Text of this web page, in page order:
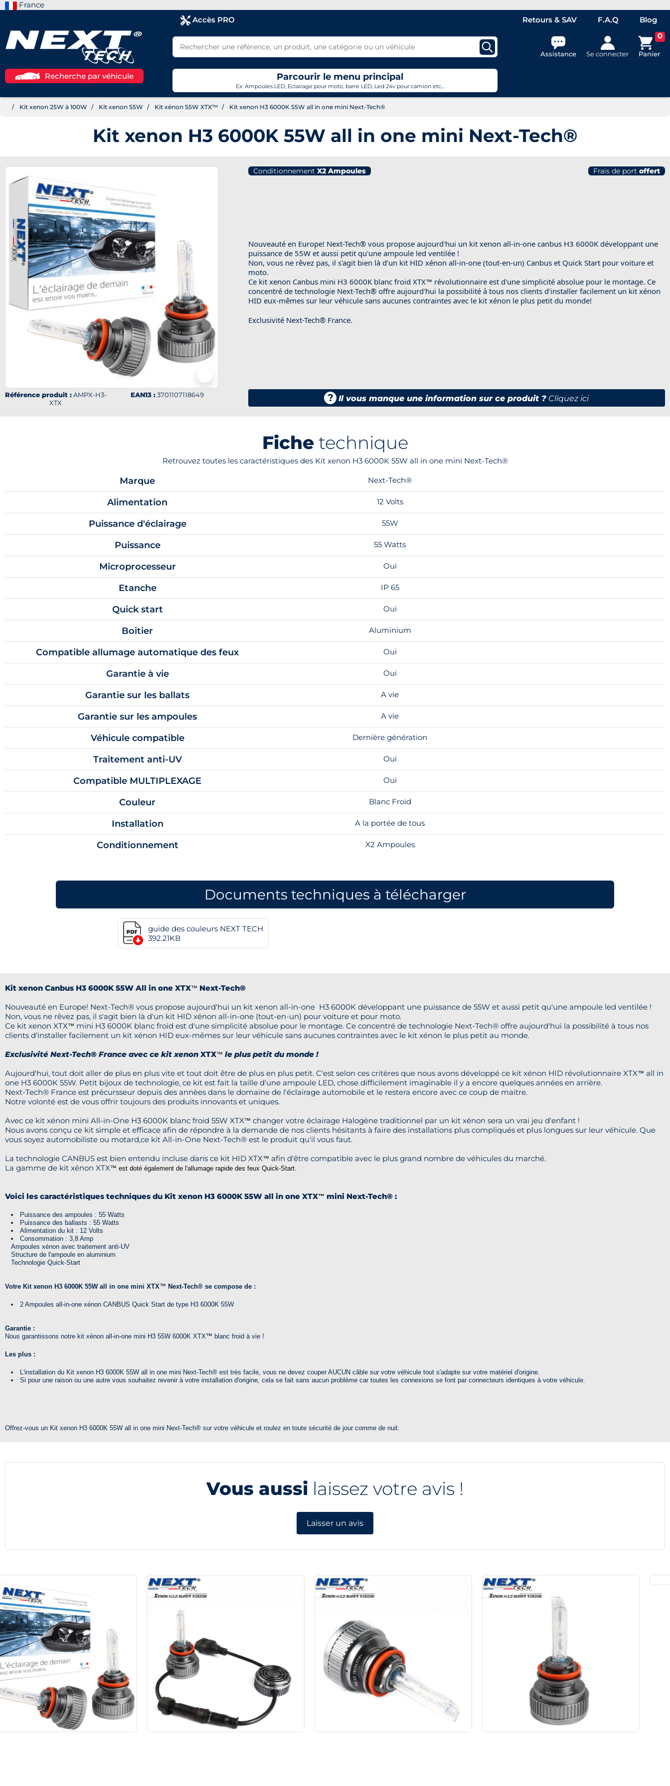
France
Accès PRO
Retours & SAV F.A.Q Blog
Assistance Se connecter
0
Panier
Recherche par véhicule Parcourir le menu principal
Ex: Ampoules LED, Eclairage pour moto, barre LED, Led 24v pour camion etc...
Kit xenon 25W à 100W Kit xenon 55W Kit xénon 55W XTX™ Kit xenon H3 6000K 55W all in one mini Next-Tech®
Kit xenon H3 6000K 55W all in one mini Next-Tech®
Référence produit :AMPX-H3-
XTX
EAN13 :3701107118649
Conditionnement X2 Ampoules Frais de port offert
Nouveauté en Europe! Next-Tech® vous propose aujourd'hui un kit xenon all-in-one canbus H3 6000K développant une
puissance de 55W et aussi petit qu'une ampoule led ventilée !
Non, vous ne rêvez pas, il s'agit bien là d'un kit HID xénon all-in-one (tout-en-un) Canbus et Quick Start pour voiture et
moto.
Ce kit xenon Canbus mini H3 6000K blanc froid XTX™ révolutionnaire est d'une simplicité absolue pour le montage. Ce
concentré de technologie Next-Tech® offre aujourd'hui la possibilité à tous nos clients d'installer facilement un kit xénon
HID eux-mêmes sur leur véhicule sans aucunes contraintes avec le kit xénon le plus petit du monde!
Exclusivité Next-Tech® France.
? Il vous manque une information sur ce produit ? Cliquez ici
Fichetechnique
Retrouvez toutes les caractéristiques des Kit xenon H3 6000K 55W all in one mini Next-Tech®
Marque Next-Tech®
Alimentation 12 Volts
Puissance d'éclairage 55W
Puissance 55 Watts
Microprocesseur Oui
Etanche IP 65
Quick start Oui
Boitier Aluminium
Compatible allumage automatique des feux Oui
Garantie à vie Oui
Garantie sur les ballats A vie
Garantie sur les ampoules A vie
Véhicule compatible Dernière génération
Traitement anti-UV Oui
Compatible MULTIPLEXAGE Oui
Couleur Blanc Froid
Installation A la portée de tous
Conditionnement X2 Ampoules
Documents techniques à télécharger
guide des couleurs NEXT TECH
392.21KB
Kit xenon Canbus H3 6000K 55W All in one XTX™ Next-Tech®
Nouveauté en Europe! Next-Tech® vous propose aujourd'hui un kit xenon all-in-one H3 6000K développant une puissance de 55W et aussi petit qu'une ampoule led ventilée !
Non, vous ne rêvez pas, il s'agit bien là d'un kit HID xénon all-in-one (tout-en-un) pour voiture et pour moto.
Ce kit xenon XTX™ mini H3 6000K blanc froid est d'une simplicité absolue pour le montage. Ce concentré de technologie Next-Tech® offre aujourd'hui la possibilité à tous nos
clients d'installer facilement un kit xénon HID eux-mêmes sur leur véhicule sans aucunes contraintes avec le kit xénon le plus petit au monde.
Exclusivité Next-Tech® France avec ce kit xenon XTX™ le plus petit du monde !
Aujourd'hui, tout doit aller de plus en plus vite et tout doit être de plus en plus petit. C'est selon ces critères que nous avons développé ce kit xénon HID révolutionnaire XTX™ all in
one H3 6000K 55W. Petit bijoux de technologie, ce kit est fait la taille d'une ampoule LED, chose difficilement imaginable il y a encore quelques années en arrière.
Next-Tech® France est précursseur depuis des annèes dans le domaine de l'éclairage automobile et le restera encore avec ce coup de maitre.
Notre volonté est de vous offrir toujours des produits innovants et uniques.
Avec ce kit xénon mini All-in-One H3 6000K blanc froid 55W XTX™ changer votre éclairage Halogène traditionnel par un kit xénon sera un vrai jeu d'enfant !
Nous avons conçu ce kit simple et efficace afin de répondre à la demande de nos clients hésitants à faire des installations plus compliqués et plus longues sur leur véhicule. Que
vous soyez automobiliste ou motard,ce kit All-in-One Next-Tech® est le produit qu'il vous faut.
La technologie CANBUS est bien entendu incluse dans ce kit HID XTX™ afin d'être compatible avec le plus grand nombre de véhicules du marché.
La gamme de kit xénon XTX™ est doté également de l'allumage rapide des feux Quick-Start.
Voici les caractéristiques techniques du Kit xenon H3 6000K 55W all in one XTX™ mini Next-Tech® :
Puissance des ampoules : 55 Watts
Puissance des ballasts : 55 Watts
Alimentation du kit : 12 Volts
Consommation : 3,8 Amp
Ampoules xénon avec traitement anti-UV
Structure de l'ampoule en aluminium
Technologie Quick-Start
Votre Kit xenon H3 6000K 55W all in one mini XTX™ Next-Tech® se compose de :
2 Ampoules all-in-one xénon CANBUS Quick Start de type H3 6000K 55W
Garantie :
Nous garantissons notre kit xénon all-in-one mini H3 55W 6000K XTX™ blanc froid à vie !
Les plus :
L'installation du Kit xenon H3 6000K 55W all in one mini Next-Tech® est très facile, vous ne devez couper AUCUN câble sur votre véhicule tout s'adapte sur votre matériel d'origine.
Si pour une raison ou une autre vous souhaitez revenir à votre installation d'origine, cela se fait sans aucun problème car toutes les connexions se font par connecteurs identiques à votre véhicule.
Offrez-vous un Kit xenon H3 6000K 55W all in one mini Next-Tech® sur votre véhicule et roulez en toute sécurité de jour comme de nuit.
Vous aussi laissez votre avis !
Laisser un avis